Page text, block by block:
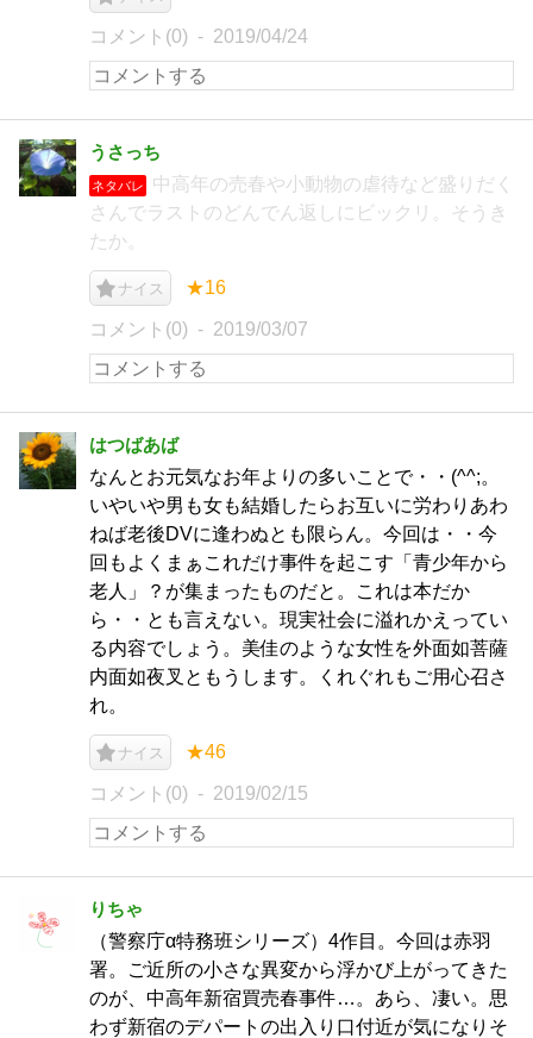
コメント(0) 2019/04/24
うさっち
ネタバレ
中高年の売春や小動物の虐待など盛りだく
さんでラストのどんでん返しにビックリ。そうき
たか。
ナイス ★16
コメント(0) 2019/03/07
はつばあば
なんとお元気なお年よりの多いことで・・(^^;。
いやいや男も女も結婚したらお互いに労わりあわ
ねば老後DVに逢わぬとも限らん。今回は・・今
回もよくまぁこれだけ事件を起こす「青少年から
老人」？が集まったものだと。これは本だか
ら・・とも言えない。現実社会に溢れかえってい
る内容でしょう。美佳のような女性を外面如菩薩
内面如夜叉ともうします。くれぐれもご用心召さ
れ。
ナイス ★46
コメント(0) 2019/02/15
りちゃ
（警察庁α特務班シリーズ）4作目。今回は赤羽
署。ご近所の小さな異変から浮かび上がってきた
のが、中高年新宿買売春事件…。あら、凄い。思
わず新宿のデパートの出入り口付近が気になりそ